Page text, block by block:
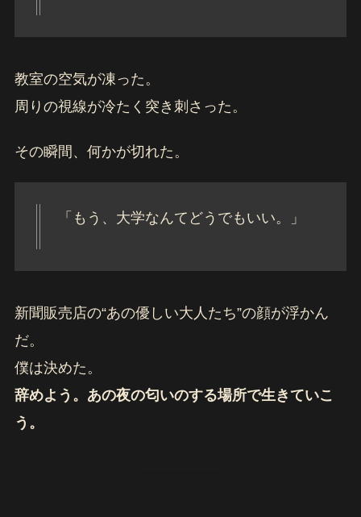
教室の空気が凍った。
周りの視線が冷たく突き刺さった。
その瞬間、何かが切れた。
「もう、大学なんてどうでもいい。」
新聞販売店の“あの優しい大人たち”の顔が浮かん
だ。
僕は決めた。
辞めよう。あの夜の匂いのする場所で生きていこ
う。